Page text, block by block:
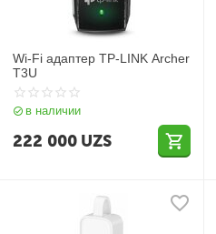
Wi-Fi адаптер TP-LINK Archer
T3U
в наличии
222 000 UZS